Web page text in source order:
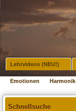
Lehrvideos (NEU!)
Emotionen Harmonik
Schnellsuche